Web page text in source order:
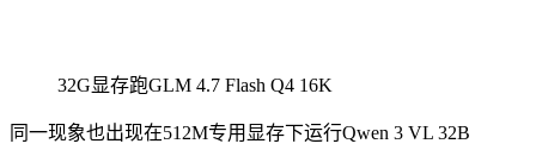
32G显存跑GLM 4.7 Flash Q4 16K
同一现象也出现在512M专用显存下运行Qwen 3 VL 32B